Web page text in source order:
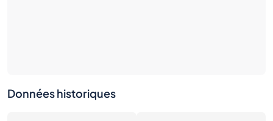
Données historiques